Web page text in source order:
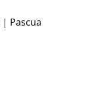
| Pascua